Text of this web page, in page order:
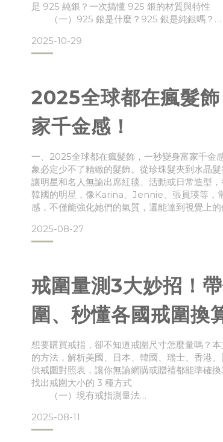
是 925 純銀？一次搞懂 925 銀的材質與特性
（一）925 銀是什麼？925 銀是純銀嗎？
純銀飾品？925 純銀的優缺點解析
（一）925 純銀的 4 大優點
2025-10-29
2025全球都在瘋髮
家千金感！
一、2025全球都在瘋髮飾，一秒變身富家千金
象必定少不了精緻的髮飾。從珍珠髮夾到水晶
讓明星和名人無論出席紅毯、活動或日常造型
韓國的明星，像Karina、Jennie、張員瑛等，
感，不僅能強化她們的氣質，還能達到視覺上的
如果你也想在日常造型中低調展現貴氣感，學會
2025-08-27
戒圍量測3大妙招！
圍、秒懂各國戒圍換
想要購買戒指，卻不知道戒圍尺寸怎麼量嗎？
的方法，解析美國、日本、韓國、瑞士、香港
供戒圍對照表，讓你無論網購或贈禮都能準確
找出戒圍大小的 3 種方式
（一）現有戒指測量法
（三）專業工具輔助測量二、戒指指圍、內
換算方式總整理！
2025-08-11